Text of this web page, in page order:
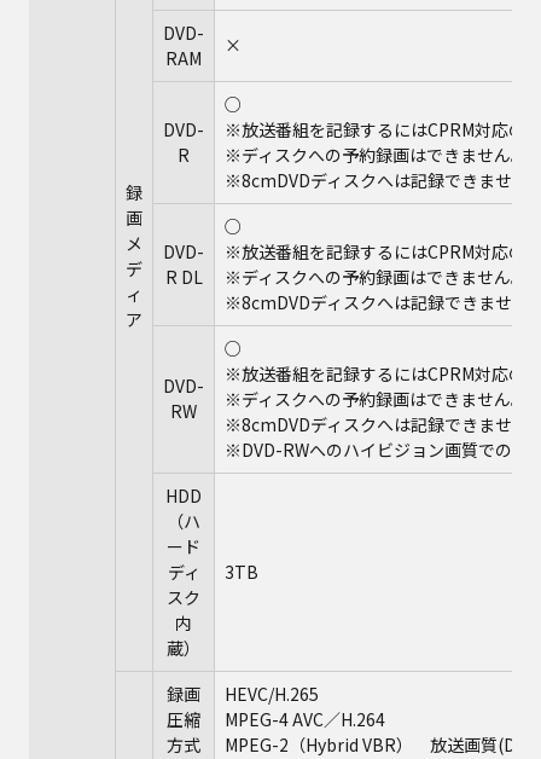
録
画
メ
デ
ィ
ア
DVD-
RAM
×
DVD-
R
○
※放送番組を記録するにはCPRM対応の
※ディスクへの予約録画はできません。
※8cmDVDディスクへは記録できません
DVD-
R DL
○
※放送番組を記録するにはCPRM対応の
※ディスクへの予約録画はできません。
※8cmDVDディスクへは記録できません
DVD-
RW
○
※放送番組を記録するにはCPRM対応の
※ディスクへの予約録画はできません。
※8cmDVDディスクへは記録できません
※DVD-RWへのハイビジョン画質での録
HDD
（ハ
ード
ディ
スク
内
蔵）
3TB
録画
圧縮
方式
HEVC/H.265
MPEG-4 AVC／H.264
MPEG-2（Hybrid VBR） 放送画質(DR/